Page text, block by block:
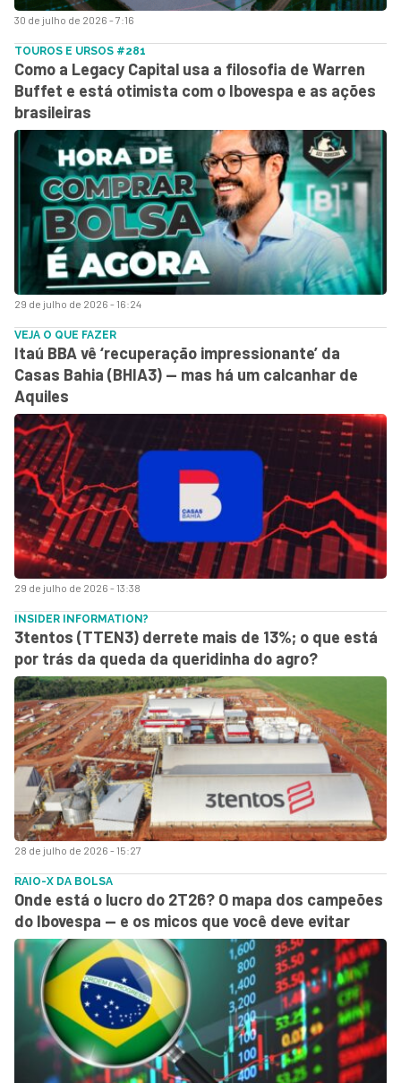
30 de julho de 2026 - 7:16
29 de julho de 2026 - 16:24
TOUROS E URSOS #281
Como a Legacy Capital usa a filosofia de Warren
Buffet e está otimista com o Ibovespa e as ações
brasileiras
29 de julho de 2026 - 13:38
VEJA O QUE FAZER
Itaú BBA vê ‘recuperação impressionante’ da
Casas Bahia (BHIA3) — mas há um calcanhar de
Aquiles
28 de julho de 2026 - 15:27
INSIDER INFORMATION?
3tentos (TTEN3) derrete mais de 13%; o que está
por trás da queda da queridinha do agro?
RAIO-X DA BOLSA
Onde está o lucro do 2T26? O mapa dos campeões
do Ibovespa — e os micos que você deve evitar